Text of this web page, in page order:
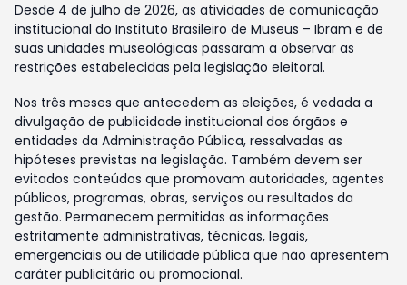
Desde 4 de julho de 2026, as atividades de comunicação
institucional do Instituto Brasileiro de Museus – Ibram e de
suas unidades museológicas passaram a observar as
restrições estabelecidas pela legislação eleitoral.
Nos três meses que antecedem as eleições, é vedada a
divulgação de publicidade institucional dos órgãos e
entidades da Administração Pública, ressalvadas as
hipóteses previstas na legislação. Também devem ser
evitados conteúdos que promovam autoridades, agentes
públicos, programas, obras, serviços ou resultados da
gestão. Permanecem permitidas as informações
estritamente administrativas, técnicas, legais,
emergenciais ou de utilidade pública que não apresentem
caráter publicitário ou promocional.